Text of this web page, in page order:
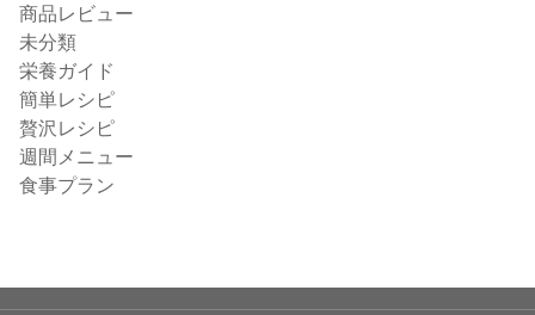
商品レビュー
未分類
栄養ガイド
簡単レシピ
贅沢レシピ
週間メニュー
食事プラン